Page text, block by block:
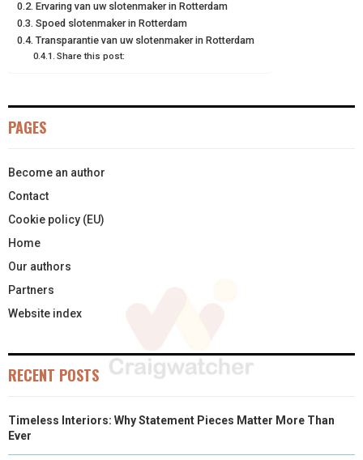
R
)
Ervaring van uw slotenmaker in Rotterdam
Spoed slotenmaker in Rotterdam
Transparantie van uw slotenmaker in Rotterdam
Share this post:
PAGES
Become an author
Contact
Cookie policy (EU)
Home
Our authors
Partners
Website index
RECENT POSTS
Timeless Interiors: Why Statement Pieces Matter More Than
Ever